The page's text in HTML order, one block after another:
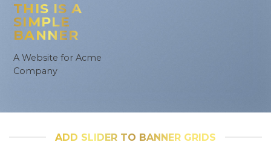
THIS IS A
SIMPLE
BANNER
A Website for Acme
Company
ADD SLIDER TO BANNER GRIDS